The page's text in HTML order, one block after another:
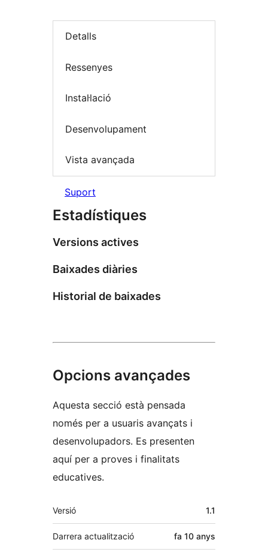
Detalls
Ressenyes
Instal·lació
Desenvolupament
Vista avançada
Suport
Estadístiques
Versions actives
Baixades diàries
Historial de baixades
Opcions avançades
Aquesta secció està pensada
només per a usuaris avançats i
desenvolupadors. Es presenten
aquí per a proves i finalitats
educatives.
Meta
Versió 1.1
Darrera actualització fa 10 anys